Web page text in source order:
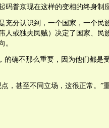
码普京现在这样的变相的终身制
充分认识到，一个国家，一个民
人或独夫民贼）决定了国家、民
。
的确不那么重要，因为他们都是
，甚至不同立场，这很正常。”